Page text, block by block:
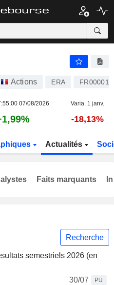
Actions ERA
07/08/2026 Varia. 1 janv.
-18,13%
Actualités
Recherche
semestriels 2026 (en
30/07
PU
Faits marquants